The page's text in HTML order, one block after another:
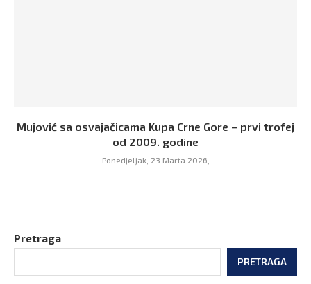
Mujović sa osvajačicama Kupa Crne Gore – prvi trofej
od 2009. godine
Ponedjeljak, 23 Marta 2026,
Pretraga
PRETRAGA